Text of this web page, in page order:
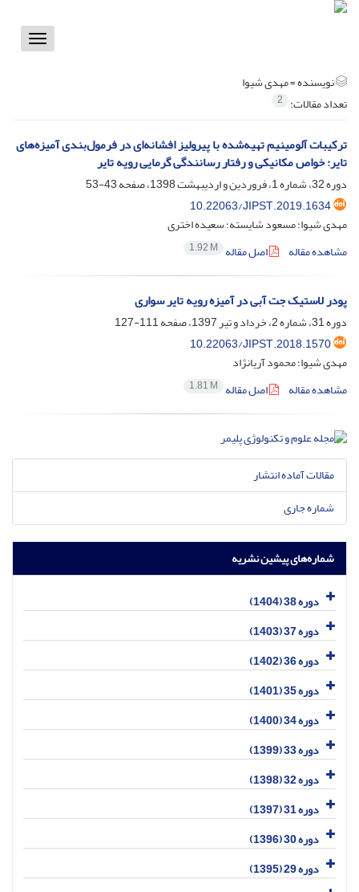
Toggle
نویسنده =مهدی شیوا
تعداد مقالات: 2
ترکیبات آلومینیم تهیه‌شده با پیرولیز افشانه‌ای در فرمول‌بندی آمیزه‌های
تایر: خواص مکانیکی و رفتار رسانندگی گرمایی رویه تایر
دوره 32، شماره 1، فروردین و اردیبهشت 1398، صفحه
43-53
10.22063/JIPST.2019.1634
مهدی شیوا؛ مسعود شایسته؛ سعیده اختری
مشاهده مقاله
اصل مقاله 1.92 M
پودر لاستیک جت آبی در آمیزه رویه تایر سواری
دوره 31، شماره 2، خرداد و تیر 1397، صفحه
111-127
10.22063/JIPST.2018.1570
مهدی شیوا؛ محمود آریانژاد
مشاهده مقاله
اصل مقاله 1.81 M
مقالات آماده انتشار
شماره جاری
شماره‌های پیشین نشریه
دوره 38 (1404)
دوره 37 (1403)
دوره 36 (1402)
دوره 35 (1401)
دوره 34 (1400)
دوره 33 (1399)
دوره 32 (1398)
دوره 31 (1397)
دوره 30 (1396)
دوره 29 (1395)